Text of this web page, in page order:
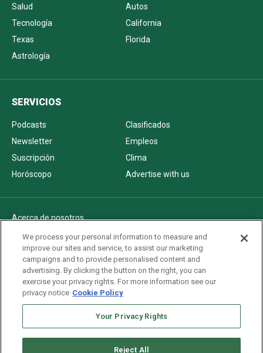
Salud
Autos
Tecnología
California
Texas
Florida
Astrología
SERVICIOS
Podcasts
Clasificados
Newsletter
Empleos
Suscripción
Clima
Horóscopo
Advertise with us
Acerca de nosotros
Politica de privacidad
Pautas Editoriales
AdChoices
Advertise with us
Newsletters
We process your personal information to measure and
improve our sites and service, to assist our marketing
campaigns and to provide personalised content and
advertising. By clicking the button on the right, you can
exercise your privacy rights. For more information see our
privacy notice Cookie Policy
Your Privacy Rights
Reject All